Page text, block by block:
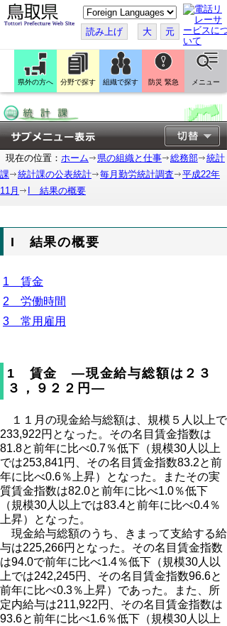
こ
の
ペ
ー
ジ
翻
訳
す
読み上げ 大 元
県外の方へ 分野で探す 組織で探す 防災 緊急 メニュー
現在の位置： ホーム 県の組織と仕事 総務部
統計
課
統計課の公表統計 毎月勤労統計調査
平成22年
11月
I 結果の概要
I 結果の概要
1 賃金
2 労働時間
3 常用雇用
1 賃金 ―現金給与総額は２３
３，９２２円―
１１月の現金給与総額は、規模５人以上で
233,922円となった。その名目賃金指数は
81.8と前年に比べ0.7％低下（規模30人以上
では253,841円、その名目賃金指数83.2と前
年に比べ0.6％上昇）となった。またその実
質賃金指数は82.0と前年に比べ1.0％低下
（規模30人以上では83.4と前年に比べ0.4％
上昇）となった。
現金給与総額のうち、きまって支給する給
与は225,266円となった。その名目賃金指数
は94.0で前年に比べ1.4％低下（規模30人以
上では242,245円、その名目賃金指数96.6と
前年に比べ0.3％上昇）であった。また、所
定内給与は211,922円、その名目賃金指数は
93.6と前年に比べ1.6％低下（規模30人以上